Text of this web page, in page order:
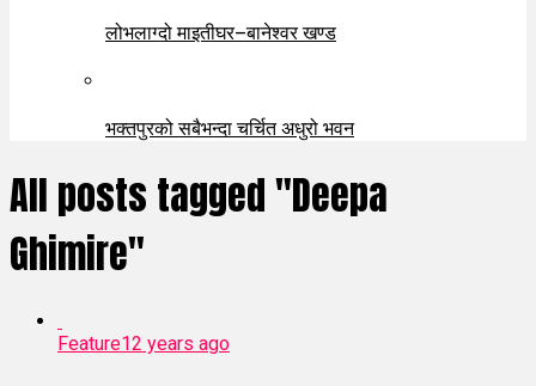
लोभलाग्दो माइतीघर–बानेश्वर खण्ड
भक्तपुरको सबैभन्दा चर्चित अधुरो भवन
All posts tagged "Deepa
Ghimire"
Feature12 years ago